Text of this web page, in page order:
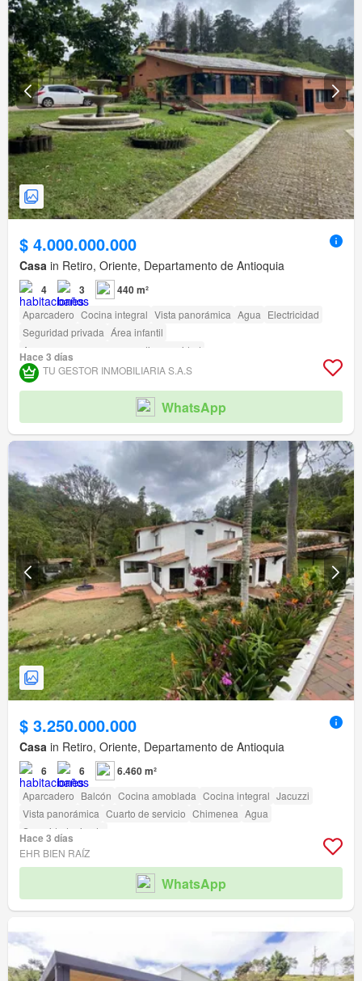
$ 4.000.000.000
Casa in Retiro, Oriente, Departamento de Antioquia
4 3 440 m²
Aparcadero Cocina integral Vista panorámica Agua Electricidad
Seguridad privada Área infantil
Acceso para personas con discapacidad
Hace 3 días
TU GESTOR INMOBILIARIA S.A.S
WhatsApp
$ 3.250.000.000
Casa in Retiro, Oriente, Departamento de Antioquia
6 6 6.460 m²
Aparcadero Balcón Cocina amoblada Cocina integral Jacuzzi
Vista panorámica Cuarto de servicio Chimenea Agua
Seguridad privada
Hace 3 días
EHR BIEN RAÍZ
WhatsApp